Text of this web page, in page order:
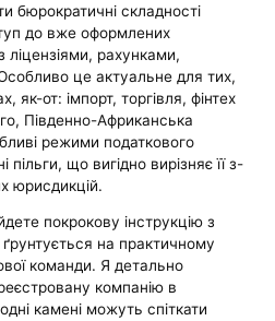
бюрократичні складності
до вже оформлених
ліцензіями, рахунками,
це актуальне для тих,
як-от: імпорт, торгівля, фінтех
Південно-Африканська
режими податкового
пільги, що вигідно вирізняє її з-
юрисдикцій.
покрокову інструкцію з
на практичному
команди. Я детально
компанію в
камені можуть спіткати